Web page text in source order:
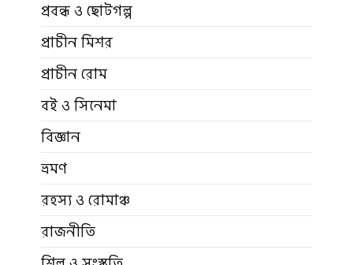
প্রবন্ধ ও ছোটগল্প
প্রাচীন মিশর
প্রাচীন রোম
বই ও সিনেমা
বিজ্ঞান
ভ্রমণ
রহস্য ও রোমাঞ্চ
রাজনীতি